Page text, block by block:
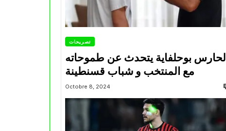
تصريحات
الحارس بوحلفاية يتحدث عن طموحاته
مع المنتخب و شباب قسنطينة
Octobre 8, 2024